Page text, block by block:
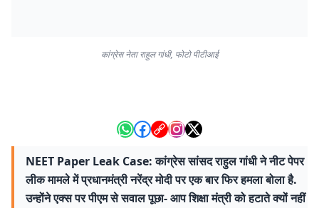
कांग्रेस नेता राहुल गांधी, फोटो पीटीआई
NEET Paper Leak Case: कांग्रेस सांसद राहुल गांधी ने नीट पेपर
लीक मामले में प्रधानमंत्री नरेंद्र मोदी पर एक बार फिर हमला बोला है.
उन्होंने एक्स पर पीएम से सवाल पूछा- आप शिक्षा मंत्री को हटाते क्यों नहीं